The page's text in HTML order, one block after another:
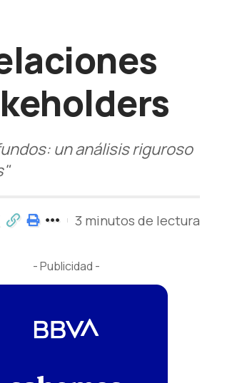
un análisis riguroso
3 minutos de lectura
- Publicidad -